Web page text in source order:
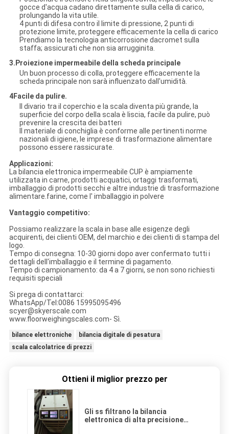
gocce d'acqua cadano direttamente sulla cella di carico,
prolungando la vita utile.
4 punti di difesa contro il limite di pressione, 2 punti di
protezione limite, proteggere efficacemente la cella di carico
Prendiamo la tecnologia anticorrosione dacromet sulla
staffa; assicurati che non sia arrugginita.
3.Proiezione impermeabile della scheda principale
Un buon processo di colla, proteggere efficacemente la
scheda principale non sarà influenzato dall'umidità.
4Facile da pulire.
Il divario tra il coperchio e la scala diventa più grande, la
superficie del corpo della scala è liscia, facile da pulire, può
prevenire la crescita dei batteri
Il materiale di conchiglia è conforme alle pertinenti norme
nazionali di igiene, le imprese di trasformazione alimentare
possono essere rassicurate.
Applicazioni:
La bilancia elettronica impermeabile CUP è ampiamente
utilizzata in carne, prodotti acquatici, ortaggi trasformati,
imballaggio di prodotti secchi e altre industrie di trasformazione
alimentare.farine, come l' imballaggio in polvere
Vantaggio competitivo:
Possiamo realizzare la scala in base alle esigenze degli
acquirenti, dei clienti OEM, del marchio e dei clienti di stampa del
logo.
Tempo di consegna: 10-30 giorni dopo aver confermato tutti i
dettagli dell'imballaggio e il termine di pagamento.
Tempo di campionamento: da 4 a 7 giorni, se non sono richiesti
requisiti speciali
Si prega di contattarci:
WhatsApp/Tel:0086 15995095496
scyer@skyerscale.com
www.floorweighingscales.com- Sì.
bilance elettroniche
bilancia digitale di pesatura
scala calcolatrice di prezzi
Ottieni il miglior prezzo per
Gli ss filtrano la bilancia
elettronica di alta precisione